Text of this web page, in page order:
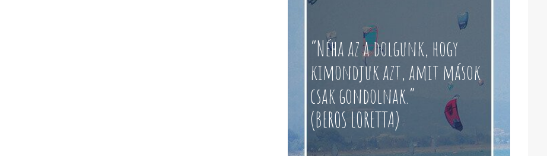
“Néha az a dolgunk, hogy
kimondjuk azt, amit mások
csak gondolnak.”
(BEROS LORETTA)